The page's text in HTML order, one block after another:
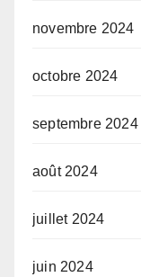
novembre 2024
octobre 2024
septembre 2024
août 2024
juillet 2024
juin 2024